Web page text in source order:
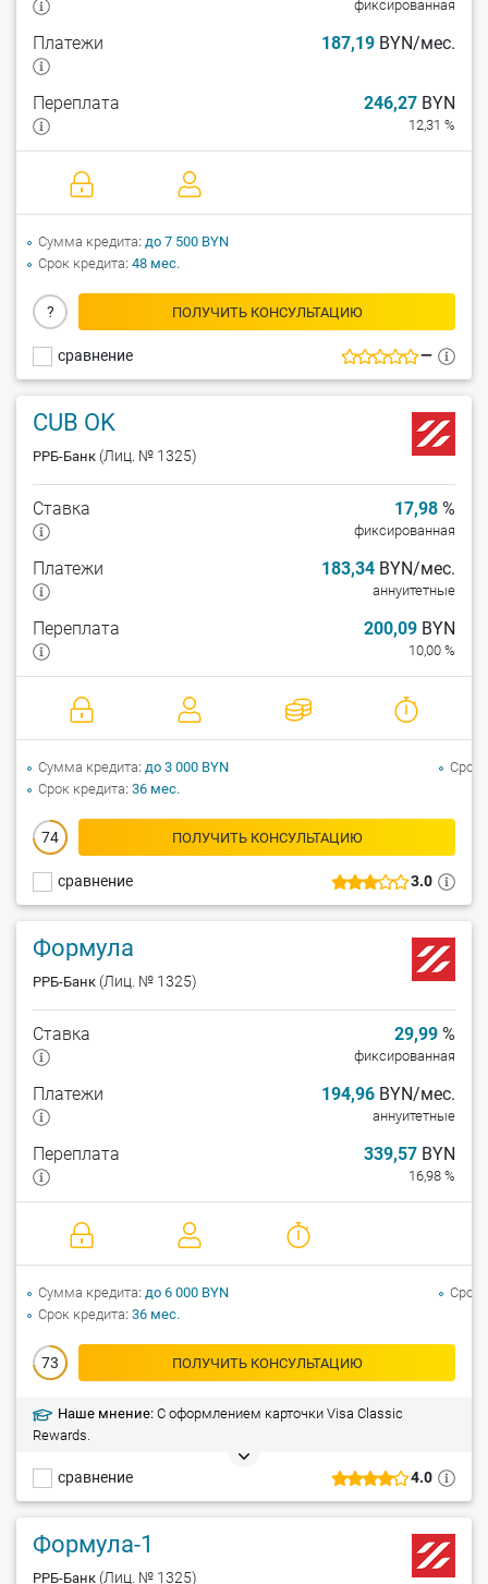
—
сравнение
фиксированная
Платежи 187,19 BYN/мес.
Переплата 246,27 BYN
12,31 %
? ПОЛУЧИТЬ КОНСУЛЬТАЦИЮ
Сумма кредита до 7 500 BYN
Срок кредита 48 мес.
CUB OK
РРБ-Банк (Лиц. № 1325)
3.0
сравнение
Ставка 17,98 %
фиксированная
Платежи 183,34 BYN/мес.
аннуитетные
Переплата 200,09 BYN
10,00 %
74 ПОЛУЧИТЬ КОНСУЛЬТАЦИЮ
Сумма кредита до 3 000 BYN
Срок кредита 36 мес.
Срок
Формула
РРБ-Банк (Лиц. № 1325)
4.0
сравнение
Ставка 29,99 %
фиксированная
Платежи 194,96 BYN/мес.
аннуитетные
Переплата 339,57 BYN
16,98 %
73 ПОЛУЧИТЬ КОНСУЛЬТАЦИЮ
Сумма кредита до 6 000 BYN
Срок кредита 36 мес.
Срок
Наше мнение: С оформлением карточки Visa Classic
Rewards.
Формула-1
РРБ-Банк (Лиц. № 1325)